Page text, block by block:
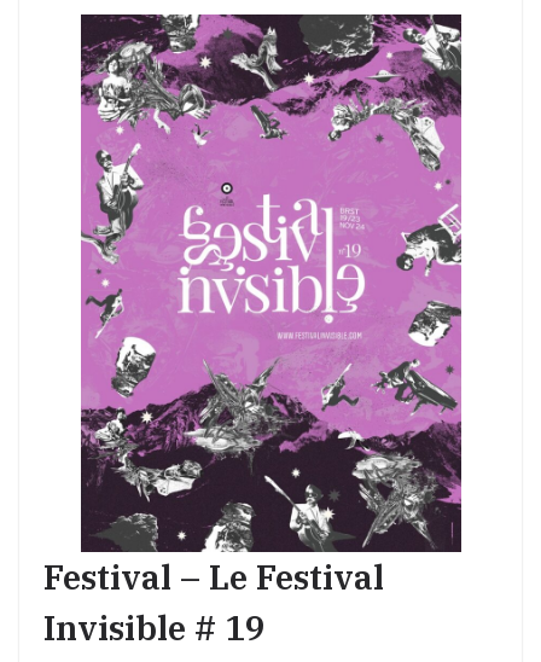
Festival – Le Festival
Invisible # 19